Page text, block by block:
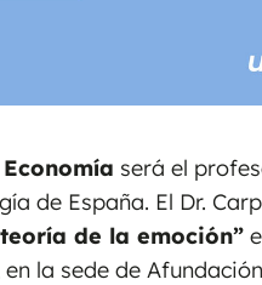
será el
de España. El Dr.
de la emoción”
en la sede de